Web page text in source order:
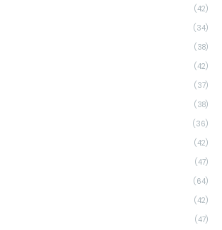
(42)
(34)
(38)
(42)
(37)
(38)
(36)
(42)
(47)
(64)
(42)
(47)